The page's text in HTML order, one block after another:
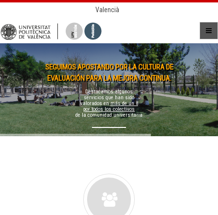
Valencià
SEGUIMOS APOSTANDO POR LA CULTURA DE
EVALUACIÓN PARA LA MEJORA CONTINUA.
Destacamos algunos
servicios que han sido
valorados enmás de un 8
por todos los colectivos
de la comunidad universitaria